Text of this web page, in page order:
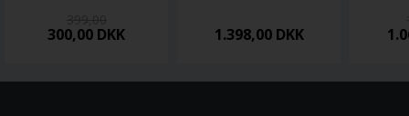
300,00 DKK 1.398,00 DKK